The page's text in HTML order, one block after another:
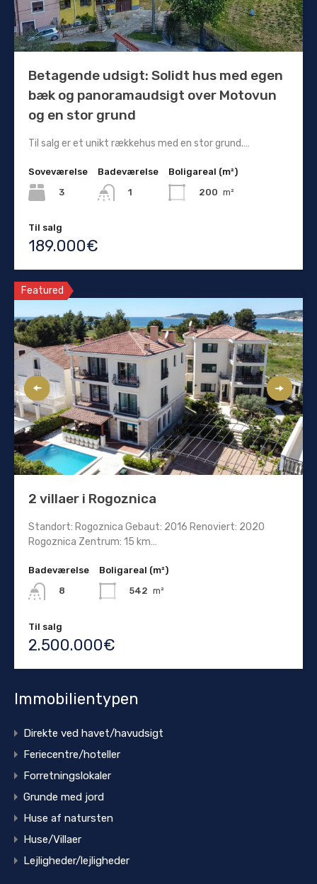
Betagende udsigt: Solidt hus med egen
bæk og panoramaudsigt over Motovun
og en stor grund
Til salg er et unikt rækkehus med en stor grund.…
Soveværelse
3
Badeværelse
1
Boligareal (m²)
200 m²
Til salg
189.000€
Featured
2 villaer i Rogoznica
Standort: Rogoznica Gebaut: 2016 Renoviert: 2020
Rogoznica Zentrum: 15 km…
Badeværelse
8
Boligareal (m²)
542 m²
Til salg
2.500.000€
Immobilientypen
Direkte ved havet/havudsigt
Feriecentre/hoteller
Forretningslokaler
Grunde med jord
Huse af natursten
Huse/Villaer
Lejligheder/lejligheder